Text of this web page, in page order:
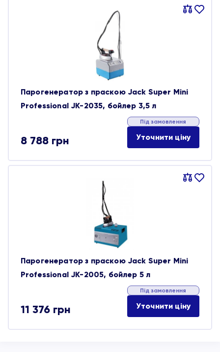
Порівняти
В
Парогенератор з праскою Jack Super Mini
Professional JK-2035, бойлер 3,5 л
8 788 грн
Під замовлення
Уточнити ціну
Порівняти
В
Парогенератор з праскою Jack Super Mini
Professional JK-2005, бойлер 5 л
11 376 грн
Під замовлення
Уточнити ціну